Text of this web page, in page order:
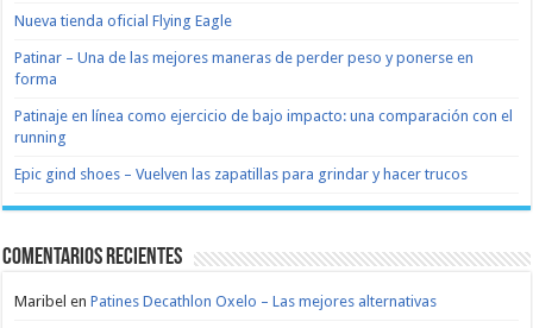
Nueva tienda oficial Flying Eagle
Patinar – Una de las mejores maneras de perder peso y ponerse en
forma
Patinaje en línea como ejercicio de bajo impacto: una comparación con el
running
Epic gind shoes – Vuelven las zapatillas para grindar y hacer trucos
Comentarios recientes
Maribel enPatines Decathlon Oxelo – Las mejores alternativas